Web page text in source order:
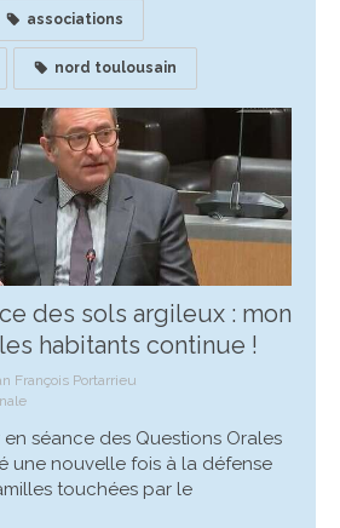
associations
nord toulousain
des sols argileux : mon
habitants continue !
François Portarrieu
en séance des Questions Orales
une nouvelle fois à la défense
touchées par le